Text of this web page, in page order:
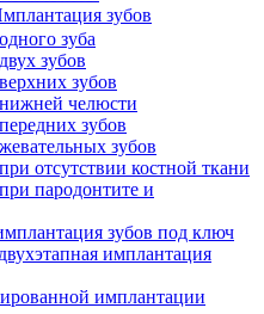
зубов
зуба
зубов
зубов
челюсти
зубов
зубов
отсутствии костной ткани
пародонтите и
зубов под ключ
имплантация
имплантации